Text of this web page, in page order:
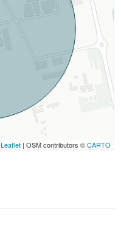
Leaflet| OSM contributors ©CARTO